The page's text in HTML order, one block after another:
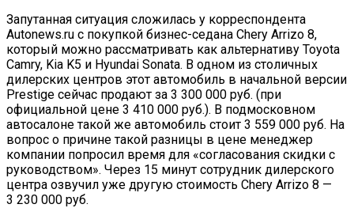
Запутанная ситуация сложилась у корреспондента
Autonews.ru c покупкой бизнес-седана Chery Arrizo 8,
который можно рассматривать как альтернативу Toyota
Camry, Kia K5 и Hyundai Sonata. В одном из столичных
дилерских центров этот автомобиль в начальной версии
Prestige сейчас продают за 3 300 000 руб. (при
официальной цене 3 410 000 руб.). В подмосковном
автосалоне такой же автомобиль стоит 3 559 000 руб. На
вопрос о причине такой разницы в цене менеджер
компании попросил время для «согласования скидки с
руководством». Через 15 минут сотрудник дилерского
центра озвучил уже другую стоимость Chery Arrizo 8 —
3 230 000 руб.